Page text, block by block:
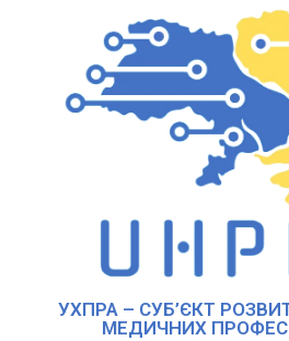
УХПРА – СУБ’ЄКТ
МЕДИЧНИХ